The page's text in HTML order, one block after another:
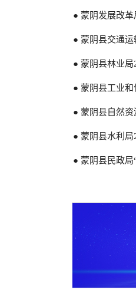
● 蒙阴发展改
● 蒙阴县交通
● 蒙阴县林业
● 蒙阴县工业
● 蒙阴县自然资
● 蒙阴县水利
● 蒙阴县民政